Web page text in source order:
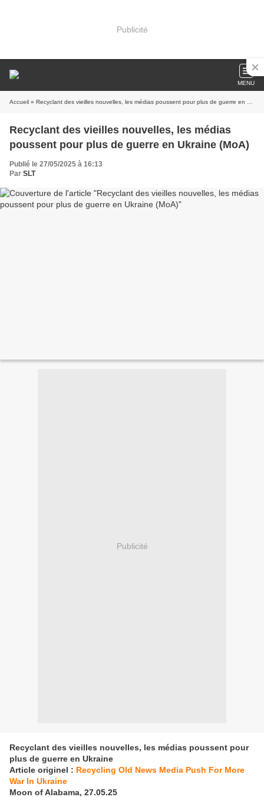
Publicité
MENU
Accueil » Recyclant des vieilles nouvelles, les médias poussent pour plus de guerre en Ukraine (MoA)
Recyclant des vieilles nouvelles, les médias
poussent pour plus de guerre en Ukraine (MoA)
Publié le 27/05/2025 à 16:13
Par SLT
Publicité
Recyclant des vieilles nouvelles, les médias poussent pour
plus de guerre en Ukraine
Article originel : Recycling Old News Media Push For More
War In Ukraine
Moon of Alabama, 27.05.25